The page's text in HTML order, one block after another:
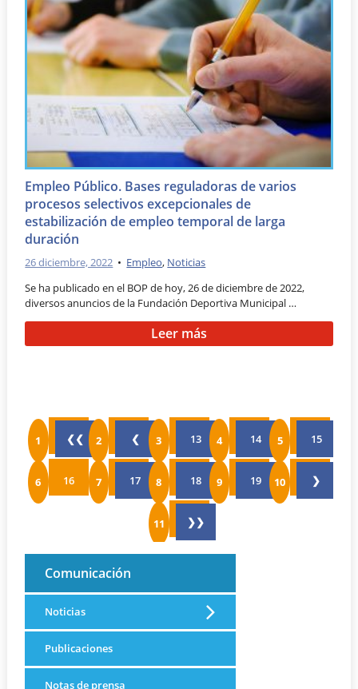
Empleo Público. Bases reguladoras de varios
procesos selectivos excepcionales de
estabilización de empleo temporal de larga
duración
26 diciembre, 2022 • Empleo, Noticias
Se ha publicado en el BOP de hoy, 26 de diciembre de 2022,
diversos anuncios de la Fundación Deportiva Municipal …
Leer más
❮❮ ❮ 13 14 15
16 17 18 19 ❯
❯❯
Comunicación
Noticias
Publicaciones
Notas de prensa